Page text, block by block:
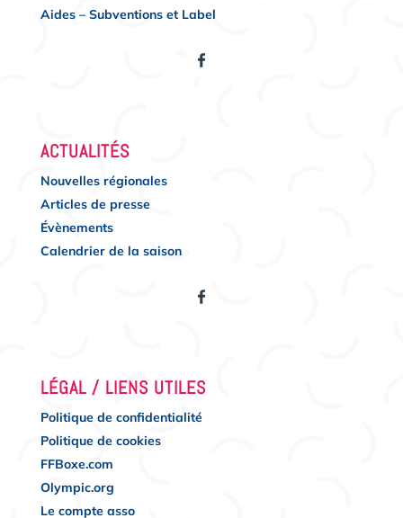
Aides – Subventions et Label
ACTUALITÉS
Nouvelles régionales
Articles de presse
Évènements
Calendrier de la saison
LÉGAL / LIENS UTILES
Politique de confidentialité
Politique de cookies
FFBoxe.com
Olympic.org
Le compte asso